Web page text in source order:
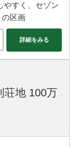
やすく、セゾン
の区画
詳細をみる
地 100万